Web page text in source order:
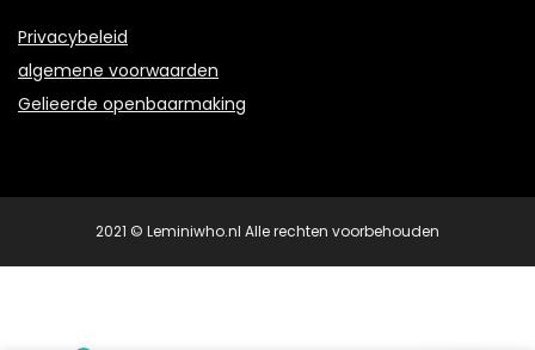
Privacybeleid
algemene voorwaarden
Gelieerde openbaarmaking
2021 © Leminiwho.nl Alle rechten voorbehouden